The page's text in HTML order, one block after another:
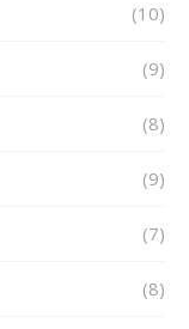
(10)
(9)
(8)
(9)
(7)
(8)